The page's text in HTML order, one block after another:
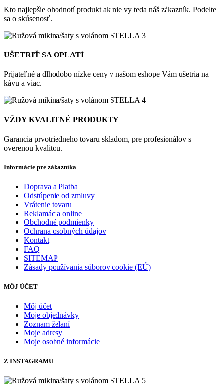
Kto najlepšie ohodnotí produkt ak nie vy teda náš zákazník. Podelte
sa o skúsenosť.
UŠETRIŤ SA OPLATÍ
Prijateľné a dlhodobo nízke ceny v našom eshope Vám ušetria na
kávu a viac.
VŽDY KVALITNÉ PRODUKTY
Garancia prvotriedneho tovaru skladom, pre profesionálov s
overenou kvalitou.
Informácie pre zákazníka
Doprava a Platba
Odstúpenie od zmluvy
Vrátenie tovaru
Reklamácia online
Obchodné podmienky
Ochrana osobných údajov
Kontakt
FAQ
SITEMAP
Zásady používania súborov cookie (EÚ)
MÔJ ÚČET
Môj účet
Moje objednávky
Zoznam želaní
Moje adresy
Moje osobné informácie
Z INSTAGRAMU